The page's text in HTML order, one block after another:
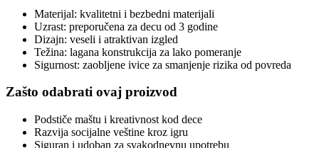
Materijal: kvalitetni i bezbedni materijali
Uzrast: preporučena za decu od 3 godine
Dizajn: veseli i atraktivan izgled
Težina: lagana konstrukcija za lako pomeranje
Sigurnost: zaobljene ivice za smanjenje rizika od povreda
Zašto odabrati ovaj proizvod
Podstiče maštu i kreativnost kod dece
Razvija socijalne veštine kroz igru
Siguran i udoban za svakodnevnu upotrebu